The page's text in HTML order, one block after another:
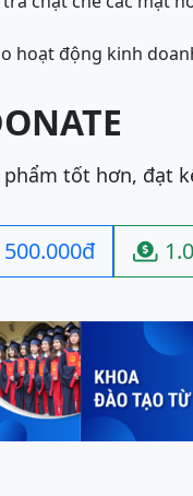
hoạt động kinh
tốt hơn, đạt
500.000đ 